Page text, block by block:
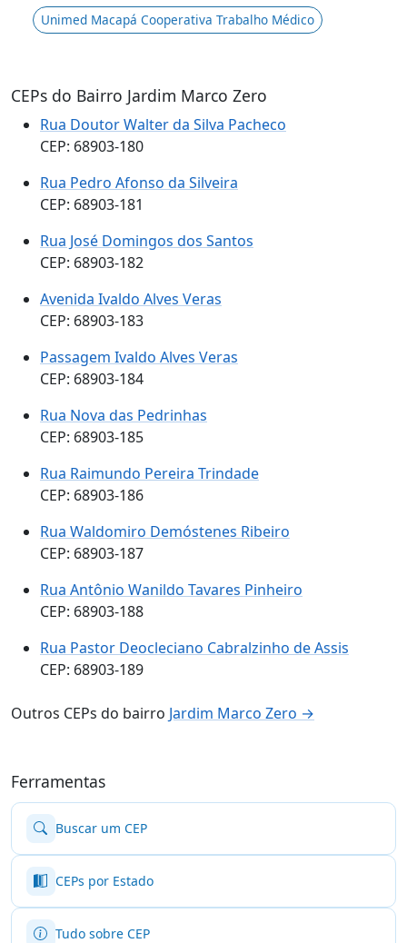
Unimed Macapá Cooperativa Trabalho Médico
CEPs do Bairro Jardim Marco Zero
Rua Doutor Walter da Silva Pacheco
CEP: 68903-180
Rua Pedro Afonso da Silveira
CEP: 68903-181
Rua José Domingos dos Santos
CEP: 68903-182
Avenida Ivaldo Alves Veras
CEP: 68903-183
Passagem Ivaldo Alves Veras
CEP: 68903-184
Rua Nova das Pedrinhas
CEP: 68903-185
Rua Raimundo Pereira Trindade
CEP: 68903-186
Rua Waldomiro Demóstenes Ribeiro
CEP: 68903-187
Rua Antônio Wanildo Tavares Pinheiro
CEP: 68903-188
Rua Pastor Deocleciano Cabralzinho de Assis
CEP: 68903-189
Outros CEPs do bairro Jardim Marco Zero →
Ferramentas
Buscar um CEP
CEPs por Estado
Tudo sobre CEP